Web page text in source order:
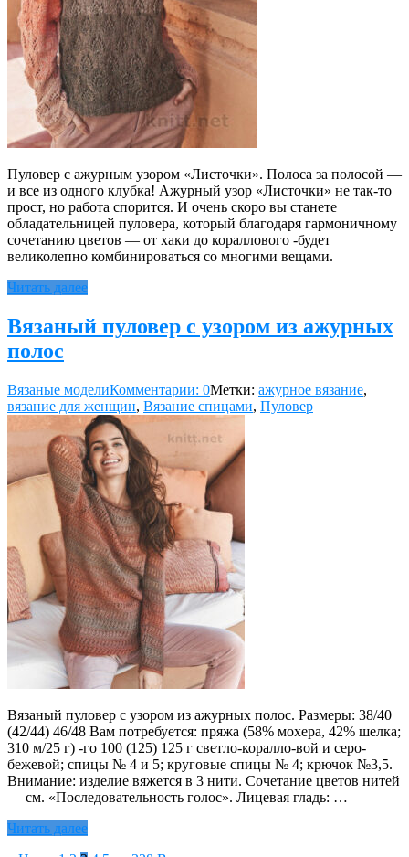
Пуловер с ажурным узором «Листочки». Полоса за полосой —
и все из одного клубка! Ажурный узор «Листочки» не так-то
прост, но работа спорится. И очень скоро вы станете
обладательницей пуловера, который благодаря гармоничному
сочетанию цветов — от хаки до кораллового -будет
великолепно комбинироваться со многими вещами.
Читать далее
Вязаный пуловер с узором из ажурных
полос
Вязаные моделиКомментарии: 0Метки: ажурное вязание,
вязание для женщин, Вязание спицами, Пуловер
Вязаный пуловер с узором из ажурных полос. Размеры: 38/40
(42/44) 46/48 Вам потребуется: пряжа (58% мохера, 42% шелка;
310 м/25 г) -го 100 (125) 125 г светло-коралло-вой и серо-
бежевой; спицы № 4 и 5; круговые спицы № 4; крючок №3,5.
Внимание: изделие вяжется в 3 нити. Сочетание цветов нитей
— см. «Последовательность голос». Лицевая гладь: …
Читать далее